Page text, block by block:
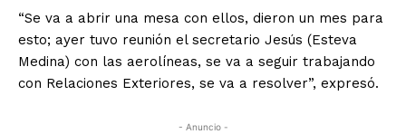
“Se va a abrir una mesa con ellos, dieron un mes para
esto; ayer tuvo reunión el secretario Jesús (Esteva
Medina) con las aerolíneas, se va a seguir trabajando
con Relaciones Exteriores, se va a resolver”, expresó.
- Anuncio -